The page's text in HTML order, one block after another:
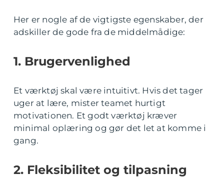
Her er nogle af de vigtigste egenskaber, der
adskiller de gode fra de middelmådige:
1. Brugervenlighed
Et værktøj skal være intuitivt. Hvis det tager
uger at lære, mister teamet hurtigt
motivationen. Et godt værktøj kræver
minimal oplæring og gør det let at komme i
gang.
2. Fleksibilitet og tilpasning